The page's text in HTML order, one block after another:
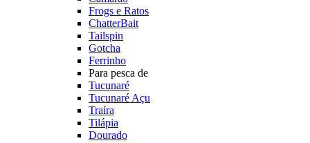
Frogs e Ratos
ChatterBait
Tailspin
Gotcha
Ferrinho
Para pesca de
Tucunaré
Tucunaré Açu
Traíra
Tilápia
Dourado